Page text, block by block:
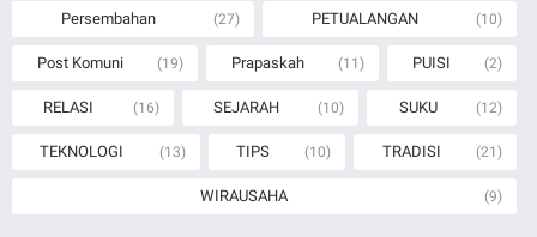
Persembahan (27) PETUALANGAN (10)
Post Komuni (19) Prapaskah (11) PUISI (2)
RELASI (16) SEJARAH (10) SUKU (12)
TEKNOLOGI (13) TIPS (10) TRADISI (21)
WIRAUSAHA (9)